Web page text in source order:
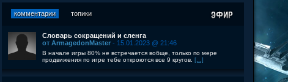
комментарии топики
Словарь сокращений и сленга
от ArmagedonMaster - 15.01.2023 @ 21:46
В начале игры 80% не встречается вобще, только по мере
продвижения по игре тебе откроются все 9 кругов. [...]